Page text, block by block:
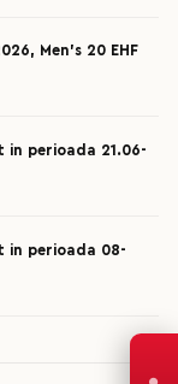
Men’s 20 EHF
perioada 21.06-
in perioada 08-